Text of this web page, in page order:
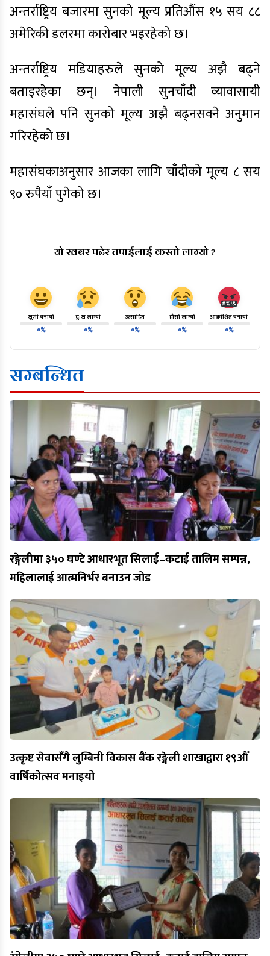
अन्तर्राष्ट्रिय बजारमा सुनको मूल्य प्रतिऔंस १५ सय ८८
अमेरिकी डलरमा कारोबार भइरहेको छ।
अन्तर्राष्ट्रिय मडियाहरुले सुनको मूल्य अझै बढ्ने
बताइरहेका छन्। नेपाली सुनचाँदी व्यावासायी
महासंघले पनि सुनको मूल्य अझै बढ्नसक्ने अनुमान
गरिरहेको छ।
महासंघकाअनुसार आजका लागि चाँदीको मूल्य ८ सय
९० रुपैयाँ पुगेको छ।
यो खबर पढेर तपाईलाई कस्तो लाग्यो ?
खुसी बनायो
०%
दु:ख लाग्यो
०%
उत्साहित
०%
हाँसो लाग्यो
०%
आक्रोशित बनायो
०%
सम्बन्धित
रङ्गेलीमा ३५० घण्टे आधारभूत सिलाई–कटाई तालिम सम्पन्न,
महिलालाई आत्मनिर्भर बनाउन जोड
उत्कृष्ट सेवासँगै लुम्बिनी विकास बैंक रङ्गेली शाखाद्वारा १९औँ
वार्षिकोत्सव मनाइयो